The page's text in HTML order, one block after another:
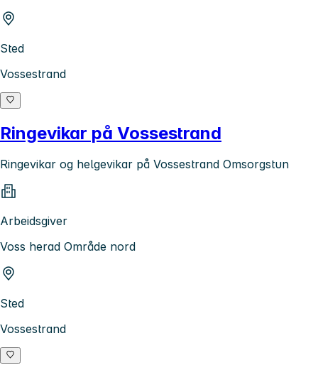
Sted
Vossestrand
Ringevikar på Vossestrand
Ringevikar og helgevikar på Vossestrand Omsorgstun
Arbeidsgiver
Voss herad Område nord
Sted
Vossestrand